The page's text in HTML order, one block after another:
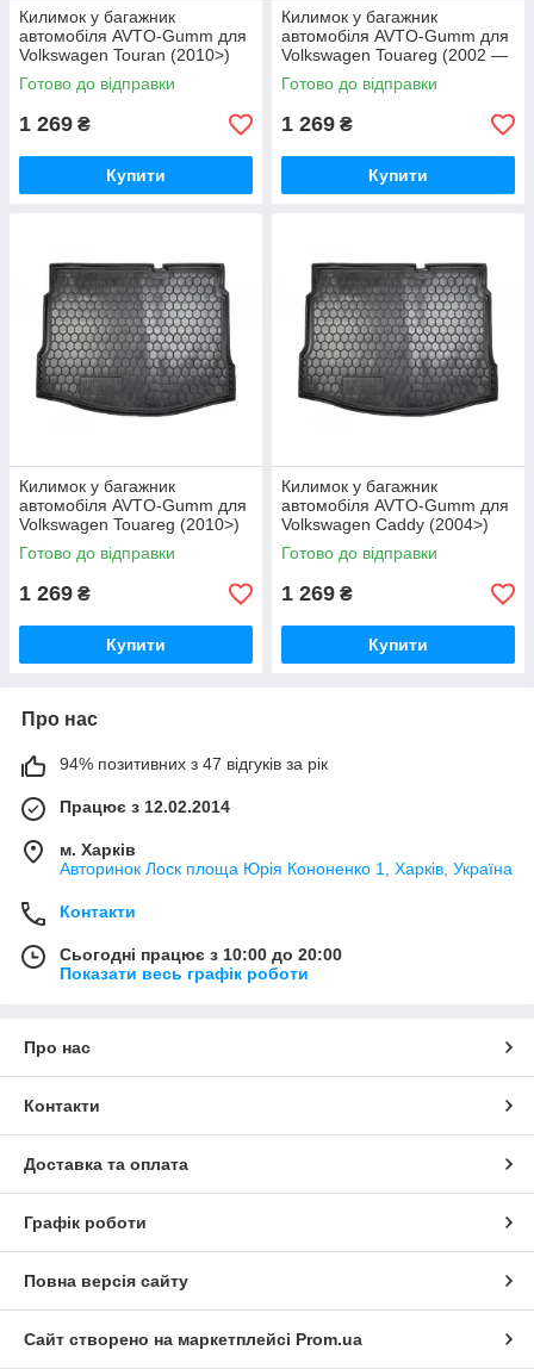
Килимок у багажник
автомобіля AVTO-Gumm для
Volkswagen Touran (2010>)
поліуретановий
Готово до відправки
1 269 ₴
Купити
Килимок у багажник
автомобіля AVTO-Gumm для
Volkswagen Touareg (2002 —
2009) поліуретановий
Готово до відправки
1 269 ₴
Купити
Килимок у багажник
автомобіля AVTO-Gumm для
Volkswagen Touareg (2010>)
поліуретановий
Готово до відправки
1 269 ₴
Купити
Килимок у багажник
автомобіля AVTO-Gumm для
Volkswagen Caddy (2004>)
корот. база поліуретановий
Готово до відправки
1 269 ₴
Купити
Про нас
94% позитивних з 47 відгуків за рік
Працює з 12.02.2014
м. Харків
Авторинок Лоск площа Юрія Кононенко 1, Харків, Україна
Контакти
Сьогодні працює з 10:00 до 20:00
Показати весь графік роботи
Про нас
Контакти
Доставка та оплата
Графік роботи
Повна версія сайту
Сайт створено на маркетплейсі Prom.ua